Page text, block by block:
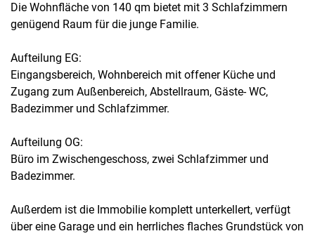
Die Wohnfläche von 140 qm bietet mit 3 Schlafzimmern
genügend Raum für die junge Familie.
Aufteilung EG:
Eingangsbereich, Wohnbereich mit offener Küche und
Zugang zum Außenbereich, Abstellraum, Gäste- WC,
Badezimmer und Schlafzimmer.
Aufteilung OG:
Büro im Zwischengeschoss, zwei Schlafzimmer und
Badezimmer.
Außerdem ist die Immobilie komplett unterkellert, verfügt
über eine Garage und ein herrliches flaches Grundstück von